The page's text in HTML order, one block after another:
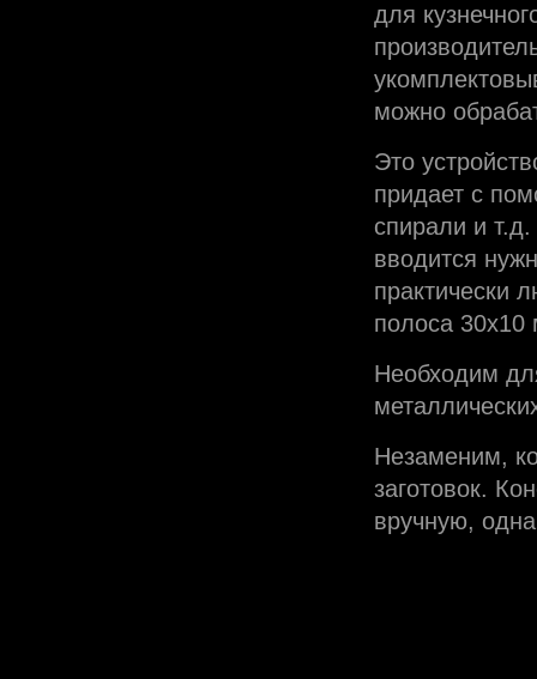
для
можно
Это
придает с
спирали и
вводится
практически
полоса
Необходим
Незаменим,
заготовок.
вручную,